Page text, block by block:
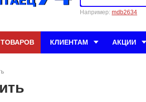
Например: mdb2634
ТОВАРОВ КЛИЕНТАМ АКЦИИ